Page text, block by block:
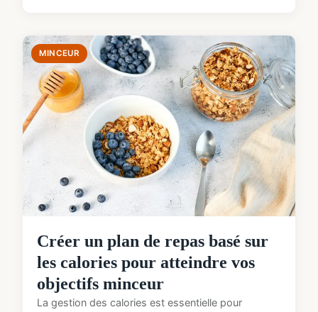
MINCEUR
Créer un plan de repas basé sur
les calories pour atteindre vos
objectifs minceur
La gestion des calories est essentielle pour